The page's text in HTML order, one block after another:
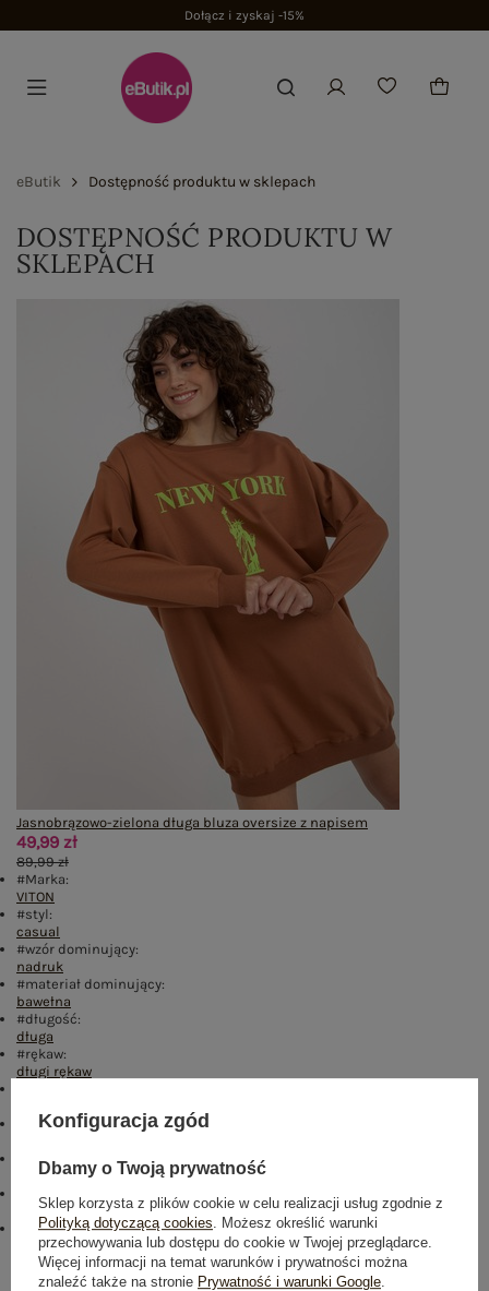
Dołącz i zyskaj -15%
eButik Dostępność produktu w sklepach
DOSTĘPNOŚĆ PRODUKTU W
SKLEPACH
Jasnobrązowo-zielona długa bluza oversize z napisem
49,99 zł
89,99 zł
#Marka:
VITON
#styl:
casual
#wzór dominujący:
nadruk
#materiał dominujący:
bawełna
#długość:
długa
#rękaw:
długi rękaw
#zapięcie:
#skład materiału :
70% bawełna ,25% poliester, 5% elastan
#sposób prania :
pranie ręczne
#modelka:
Modelka ma na sobie rozmiar one size. Wymiary modelki: wzrost 177
cm, biust 84 cm, talia 62 cm, biodra 89 cm
Konfiguracja zgód
Dbamy o Twoją prywatność
Sklep korzysta z plików cookie w celu realizacji usług zgodnie z
Polityką dotyczącą cookies . Możesz określić warunki
przechowywania lub dostępu do cookie w Twojej przeglądarce.
Więcej informacji na temat warunków i prywatności można
znaleźć także na stronie Prywatność i warunki Google